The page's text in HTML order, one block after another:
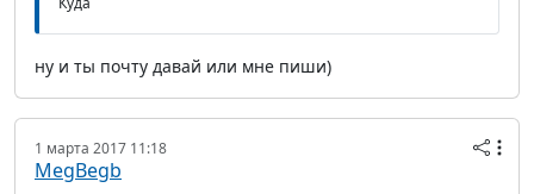
ну и ты почту давай или мне пиши)
1 марта 2017 11:18
MegBegb